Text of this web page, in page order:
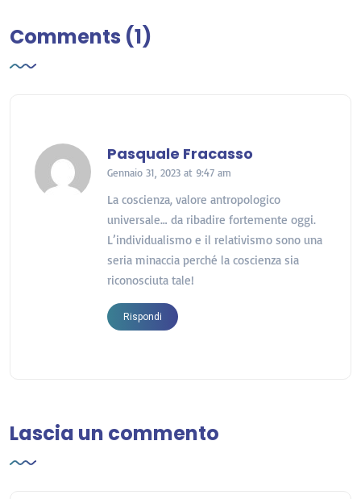
Comments (1)
Pasquale Fracasso
Gennaio 31, 2023 at 9:47 am
La coscienza, valore antropologico
universale… da ribadire fortemente oggi.
L’individualismo e il relativismo sono una
seria minaccia perché la coscienza sia
riconosciuta tale!
Rispondi
Lascia un commento